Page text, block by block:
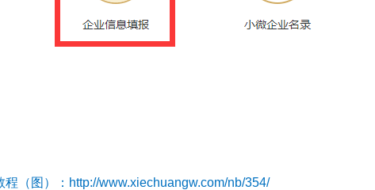
（图）：http://www.xiechuangw.com/nb/354/